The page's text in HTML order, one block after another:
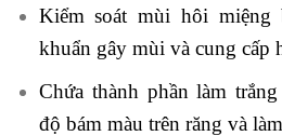
Kiểm soát mùi hôi miệng
khuẩn gây mùi và cung cấp
Chứa thành phần làm
độ bám màu trên răng và